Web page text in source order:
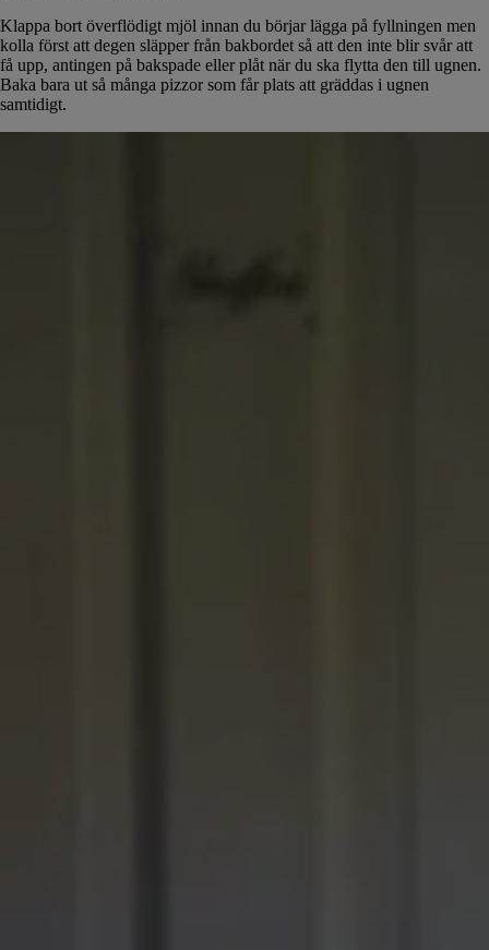
Klappa bort överflödigt mjöl innan du börjar lägga på fyllningen men
kolla först att degen släpper från bakbordet så att den inte blir svår att
få upp, antingen på bakspade eller plåt när du ska flytta den till ugnen.
Baka bara ut så många pizzor som får plats att gräddas i ugnen
samtidigt.